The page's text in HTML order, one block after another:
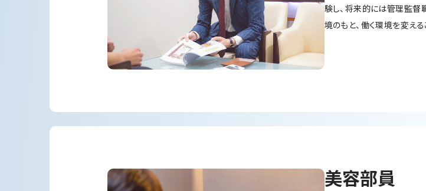
験し、将来的には管理監督
境のもと、働く環境を変え
美容部員